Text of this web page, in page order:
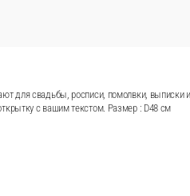
оттенки и спокойный
деликатно. Закажите